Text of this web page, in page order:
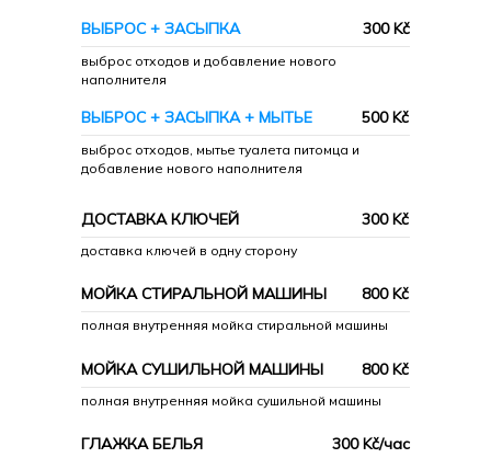
доставка ключей в одну сторону
300 Kč
ДОСТАВКА КЛЮЧЕЙ
300 Kč/час
ГЛАЖКА БЕЛЬЯ
800 Kč
МОЙКА СТИРАЛЬНОЙ МАШИНЫ
полная внутренняя мойка стиральной машины
ВЫБРОС + ЗАСЫПКА + МЫТЬЕ
выброс отходов, мытье туалета питомца и
добавление нового наполнителя
500 Kč
ВЫБРОС + ЗАСЫПКА
выброс отходов и добавление нового
наполнителя
300 Kč
800 Kč
МОЙКА СУШИЛЬНОЙ МАШИНЫ
полная внутренняя мойка сушильной машины
клиентам, поэтому уверяем Вас в
качестве и надежности нашей
работы!
Занимайтесь
любимым делом
А чистоту в вашем доме
доверьте профессионалам